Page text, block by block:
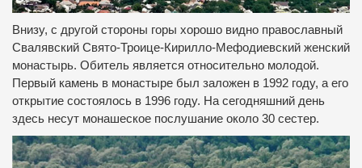
Внизу, с другой стороны горы хорошо видно православный
Свалявский Свято-Троице-Кирилло-Мефодиевский женский
монастырь. Обитель является относительно молодой.
Первый камень в монастыре был заложен в 1992 году, а его
открытие состоялось в 1996 году. На сегодняшний день
здесь несут монашеское послушание около 30 сестер.